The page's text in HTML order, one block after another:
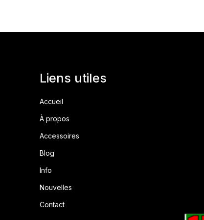
Liens utiles
Accueil
À propos
Accessoires
Blog
Info
Nouvelles
Contact